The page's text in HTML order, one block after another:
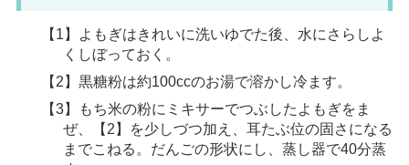
【1】よもぎはきれいに洗いゆでた後、水にさらしよ
くしぼっておく。
【2】黒糖粉は約100ccのお湯で溶かし冷ます。
【3】もち米の粉にミキサーでつぶしたよもぎをま
ぜ、【2】を少しづつ加え、耳たぶ位の固さになる
までこねる。だんごの形状にし、蒸し器で40分蒸